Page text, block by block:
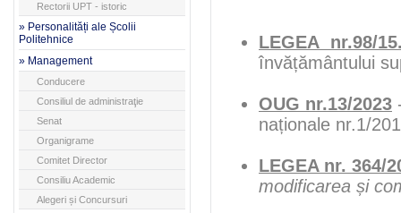
Rectorii UPT - istoric
» Personalități ale Școlii
Politehnice
» Management
Conducere
Consiliul de administraţie
Senat
Organigrame
Comitet Director
Consiliu Academic
Alegeri și Concursuri
LEGEA nr.98/
învățământului
OUG nr.13/2023
naționale nr.1/
LEGEA nr. 364/
modificarea și